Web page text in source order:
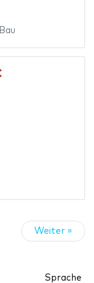
Bau
Weiter »
Sprache